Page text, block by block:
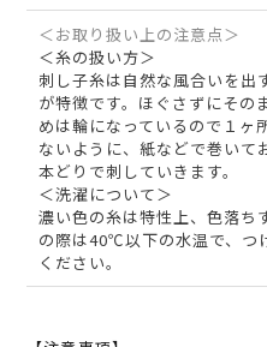
＜お取り扱い上の注意点＞
＜糸の扱い方＞
刺し子糸は自然な風合いを出
が特徴です。ほぐさずにその
めは輪になっているので１ヶ
ないように、紙などで巻いて
本どりで刺していきます。
＜洗濯について＞
濃い色の糸は特性上、色落ち
の際は40℃以下の水温で、つ
ください。